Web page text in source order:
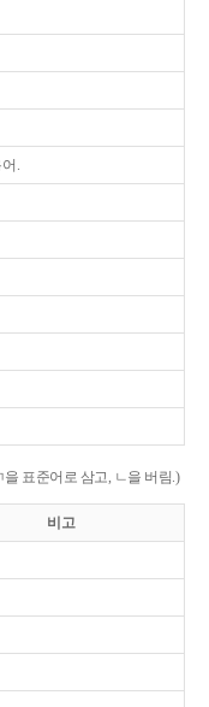
.
을 표준어로 삼고, ㄴ을 버림.)
비고